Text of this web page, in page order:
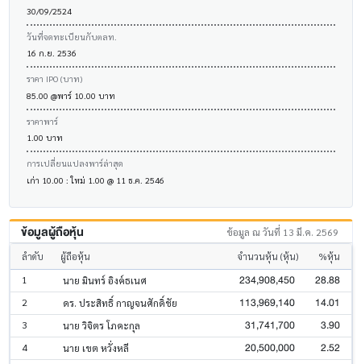
30/09/2524
วันที่จดทะเบียนกับตลท.
16 ก.ย. 2536
ราคา IPO (บาท)
85.00 @พาร์ 10.00 บาท
ราคาพาร์
1.00 บาท
การเปลี่ยนแปลงพาร์ล่าสุด
เก่า 10.00 : ใหม่ 1.00 @ 11 ธ.ค. 2546
ข้อมูลผู้ถือหุ้น ข้อมูล ณ วันที่ 13 มี.ค. 2569
ลำดับ ผู้ถือหุ้น จำนวนหุ้น (หุ้น) %หุ้น
1 นาย มินทร์ อิงค์ธเนศ 234,908,450 28.88
2 ดร. ประสิทธิ์ กาญจนศักดิ์ชัย 113,969,140 14.01
3 นาย วิจิตร โภคะกุล 31,741,700 3.90
4 นาย เขต หวั่งหลี 20,500,000 2.52